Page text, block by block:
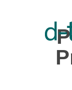
Dtallo - Tienda online de flores